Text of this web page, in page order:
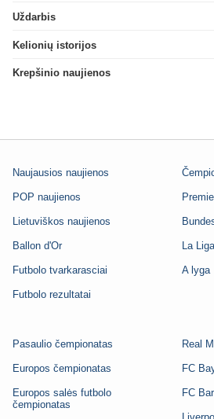
Uždarbis
Kelionių istorijos
Krepšinio naujienos
Naujausios naujienos
POP naujienos
Lietuviškos naujienos
Ballon d'Or
Futbolo tvarkarasciai
Futbolo rezultatai
La Liga
A lyga
Pasaulio čempionatas
Europos čempionatas
Europos salės futbolo
čempionatas
Real
FC
FC